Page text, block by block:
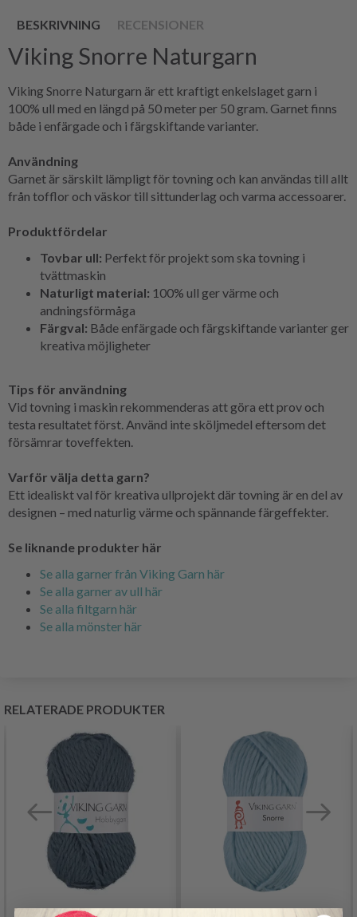
BESKRIVNING RECENSIONER
Viking Snorre Naturgarn
Viking Snorre Naturgarn är ett kraftigt enkelslaget garn i
100% ull med en längd på 50 meter per 50 gram. Garnet finns
både i enfärgade och i färgskiftande varianter.
Användning
Garnet är särskilt lämpligt för tovning och kan användas till allt
från tofflor och väskor till sittunderlag och varma accessoarer.
Produktfördelar
Tovbar ull: Perfekt för projekt som ska tovning i
tvättmaskin
Naturligt material: 100% ull ger värme och
andningsförmåga
Färgval: Både enfärgade och färgskiftande varianter ger
kreativa möjligheter
Tips för användning
Vid tovning i maskin rekommenderas att göra ett prov och
testa resultatet först. Använd inte sköljmedel eftersom det
försämrar toveffekten.
Varför välja detta garn?
Ett idealiskt val för kreativa ullprojekt där tovning är en del av
designen – med naturlig värme och spännande färgeffekter.
Se liknande produkter här
Se alla garner från Viking Garn här
Se alla garner av ull här
Se alla filtgarn här
Se alla mönster här
RELATERADE PRODUKTER